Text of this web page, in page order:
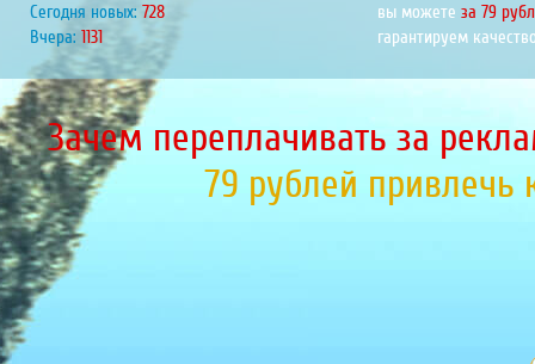
Сегодня новых: 830
Вчера: 1289
вы можете за 79
гарантируем
Зачем переплачивать за
79 рублей